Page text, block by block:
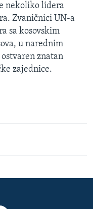
nekoliko lidera
Zvaničnici UN-a
sa kosovskim
u narednim
znatan
zajednice.